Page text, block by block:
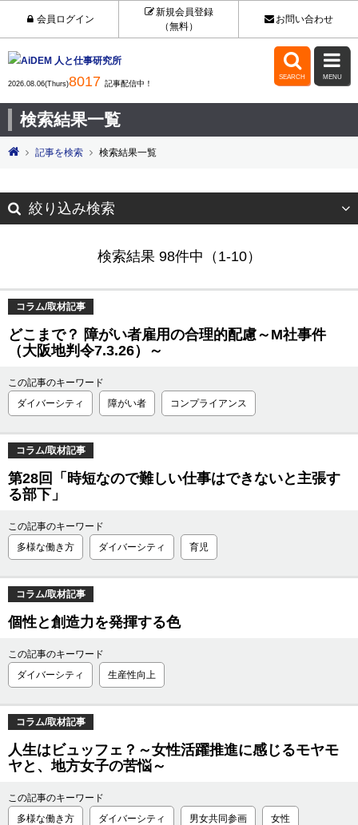
会員ログイン
新規会員登録
（無料）
お問い合わせ
2026.08.06(Thurs)8017 記事配信中！

SEARCH

MENU
検索結果一覧
記事を検索 検索結果一覧
絞り込み検索
検索結果 98件中（1-10）
コラム/取材記事
どこまで？ 障がい者雇用の合理的配慮～M社事件
（大阪地判令7.3.26）～
この記事のキーワード
ダイバーシティ
障がい者 コンプライアンス
コラム/取材記事
第28回「時短なので難しい仕事はできないと主張す
る部下」
この記事のキーワード
多様な働き方
ダイバーシティ 育児
コラム/取材記事
個性と創造力を発揮する色
この記事のキーワード
ダイバーシティ
生産性向上
コラム/取材記事
人生はビュッフェ？～女性活躍推進に感じるモヤモ
ヤと、地方女子の苦悩～
この記事のキーワード
多様な働き方
ダイバーシティ 男女共同参画 女性